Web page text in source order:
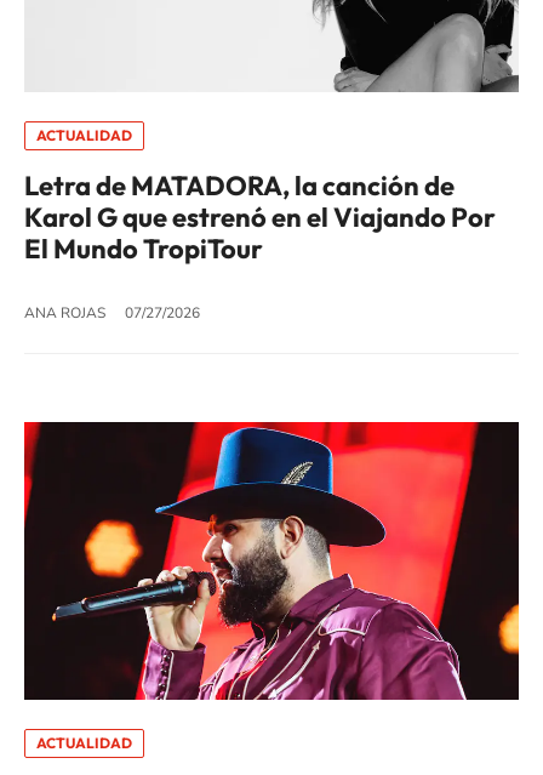
ACTUALIDAD
Letra de MATADORA, la canción de
Karol G que estrenó en el Viajando Por
El Mundo TropiTour
ANA ROJAS 07/27/2026
ACTUALIDAD